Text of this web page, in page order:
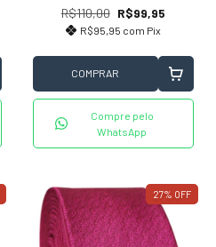
R$110,00 R$99,95
R$95,95 com Pix
COMPRAR
Compre pelo
WhatsApp
27% OFF